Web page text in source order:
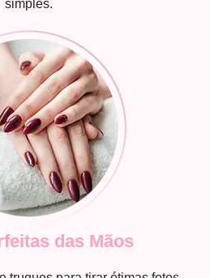
simples.
das Mãos